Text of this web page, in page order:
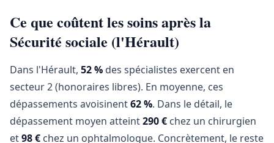
Ce que coûtent les soins après la
Sécurité sociale (l'Hérault)
Dans l'Hérault, 52 % des spécialistes exercent en
secteur 2 (honoraires libres). En moyenne, ces
dépassements avoisinent62 %. Dans le détail, le
dépassement moyen atteint290 € chez un chirurgien
et98 € chez un ophtalmologue. Concrètement, le reste